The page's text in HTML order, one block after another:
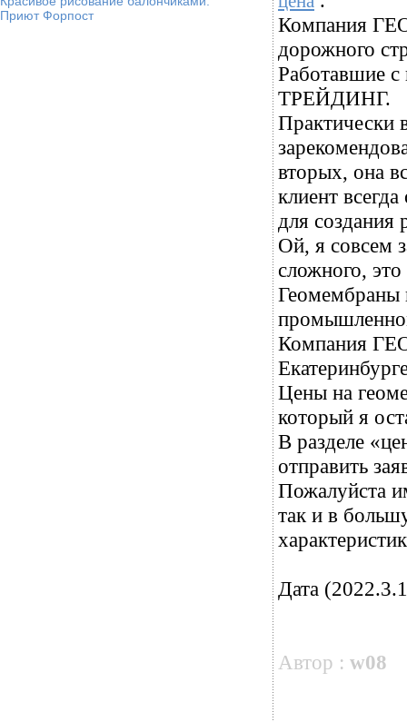
Приют Форпост
Компания
дорожного
Работавшие
ТРЕЙДИНГ.
Практически
вторых, она
клиент
для создания
Ой, я совсем
сложного,
Геомембраны
Компания
Цены на
который я
В разделе
отправить
Пожалуйста
так и в
Дата
Автор : w08